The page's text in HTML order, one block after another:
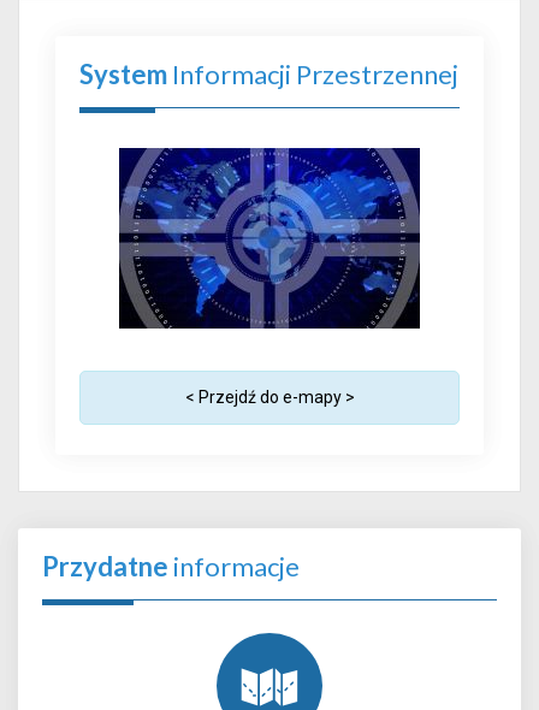
System Informacji Przestrzennej
< Przejdź do e-mapy >
Przydatne informacje